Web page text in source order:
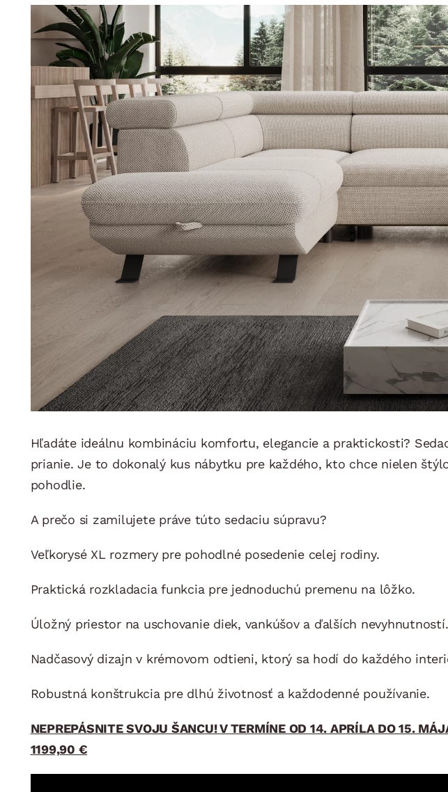
Detská izba
Predsieň, šatník a chodba
Kuchyňa
Kúpeľňa
Záhrada
Domácnosť
BYTOVÝ TEXTIL
Prikrývky
Vankúše
Závesy a žalúzie
Zobrazit vše
STOLOVANIE A VARENIE
Jedálenský servis
Príbory
Hrnce
Panvice
Zobrazit vše
DOMÁCE
VEĽKÁ NOC
Kúpeľňové zostavy
Jedálenské zostavy
Záhradné zostavy
Hľadáte ideálnu kombináciu komfortu, elegancie a praktickosti?
prianie. Je to dokonalý kus nábytku pre každého, kto chce nielen
pohodlie.
A prečo si zamilujete práve túto sedaciu súpravu?
Veľkorysé XL rozmery pre pohodlné posedenie celej rodiny.
Praktická rozkladacia funkcia pre jednoduchú premenu na lôžko.
Úložný priestor na uschovanie diek, vankúšov a ďalších nevyhnutností.
Nadčasový dizajn v krémovom odtieni, ktorý sa hodí do každého
Robustná konštrukcia pre dlhú životnosť a každodenné používanie.
NEPREPÁSNITE SVOJU ŠANCU! V TERMÍNE OD 14. APRÍLA DO 15.
1199,90 €